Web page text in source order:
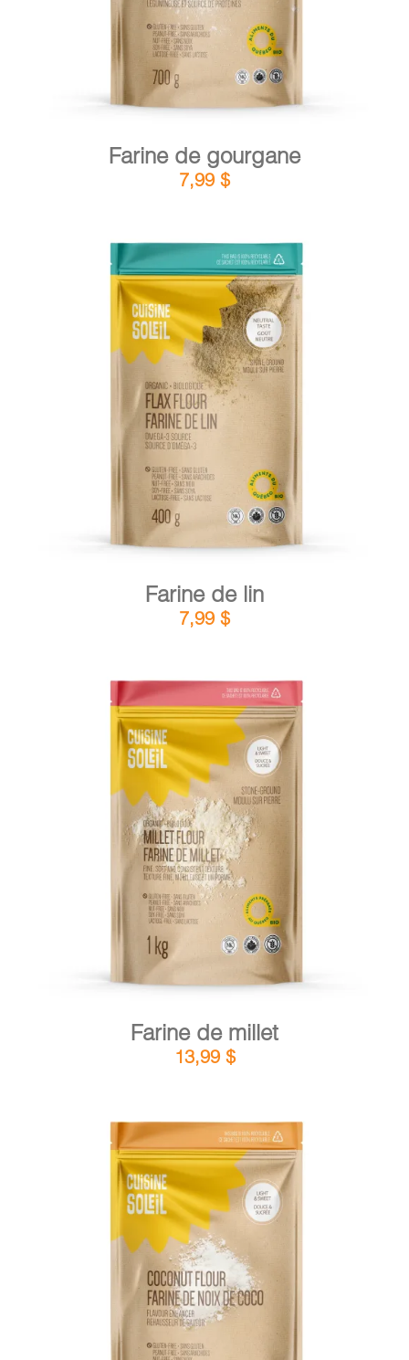
Farine de gourgane
7,99 $
AJOUTER AU PANIER /
Farine de lin
7,99 $
AJOUTER AU PANIER / DÉTAILS
Farine de millet
13,99 $
AJOUTER AU PANIER / DÉTAILS